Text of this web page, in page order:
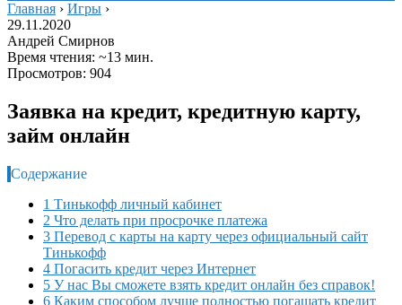
Главная › Игры ›
29.11.2020
Андрей Смирнов
Время чтения: ~13 мин.
Просмотров: 904
Заявка на кредит, кредитную карту,
займ онлайн
Содержание
1 Тинькофф личный кабинет
2 Что делать при просрочке платежа
3 Перевод с карты на карту через официальный сайт
Тинькофф
4 Погасить кредит через Интернет
5 У нас Вы сможете взять кредит онлайн без справок!
6 Каким способом лучше полностью погашать кредит